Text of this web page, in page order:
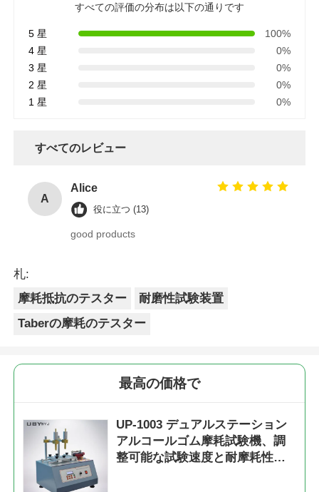
すべての評価の分布は以下の通りです
5 星
100%
4 星
0%
3 星
0%
2 星
0%
1 星
0%
すべてのレビュー
A
Alice
役に立つ (13)
good products
札:
摩耗抵抗のテスター
耐磨性試験装置
Taberの摩耗のテスター
最高の価格で
UP-1003 デュアルステーション
アルコールゴム摩耗試験機、調
整可能な試験速度と耐摩耗性試